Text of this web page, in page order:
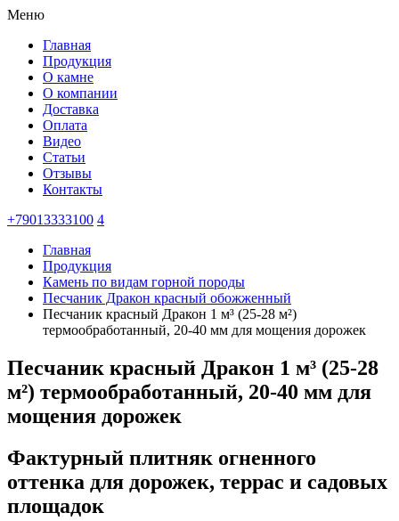
Меню
Главная
Продукция
О камне
О компании
Доставка
Оплата
Видео
Статьи
Отзывы
Контакты
+79013333100 4
Главная
Продукция
Камень по видам горной породы
Песчаник Дракон красный обожженный
Песчаник красный Дракон 1 м³ (25-28 м²)
термообработанный, 20-40 мм для мощения дорожек
Песчаник красный Дракон 1 м³ (25-28
м²) термообработанный, 20-40 мм для
мощения дорожек
Фактурный плитняк огненного
оттенка для дорожек, террас и садовых
площадок